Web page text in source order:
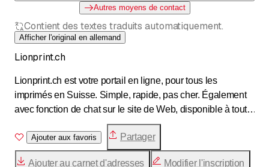
Autres moyens de contact
Contient des textes traduits automatiquement.
Afficher l'original en allemand
Lionprint.ch
Lionprint.ch est votre portail en ligne, pour tous les
imprimés en Suisse. Simple, rapide, pas cher. Également
avec fonction de chat sur le site de Web, disponible à tout
Ajouter aux favoris Partager
Ajouter au carnet d'adresses Modifier l'inscription